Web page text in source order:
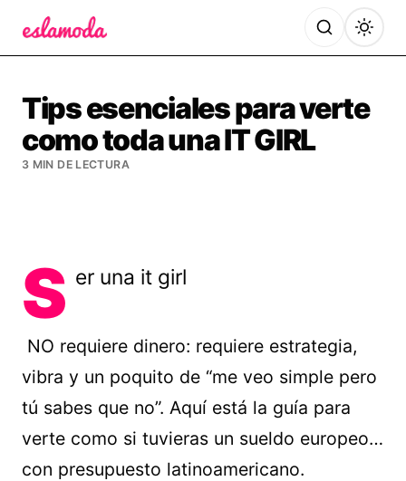
Tips esenciales para verte
como toda una IT GIRL
3 MIN DE LECTURA
S er una it girl
NO requiere dinero: requiere estrategia,
vibra y un poquito de “me veo simple pero
tú sabes que no”. Aquí está la guía para
verte como si tuvieras un sueldo europeo…
con presupuesto latinoamericano.